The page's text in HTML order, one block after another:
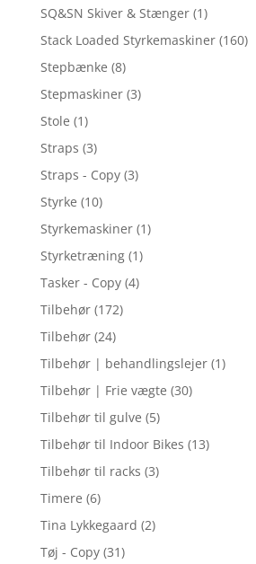
SQ&SN Skiver & Stænger (1)
Stack Loaded Styrkemaskiner (160)
Stepbænke (8)
Stepmaskiner (3)
Stole (1)
Straps (3)
Straps - Copy (3)
Styrke (10)
Styrkemaskiner (1)
Styrketræning (1)
Tasker - Copy (4)
Tilbehør (172)
Tilbehør (24)
Tilbehør | behandlingslejer (1)
Tilbehør | Frie vægte (30)
Tilbehør til gulve (5)
Tilbehør til Indoor Bikes (13)
Tilbehør til racks (3)
Timere (6)
Tina Lykkegaard (2)
Tøj - Copy (31)